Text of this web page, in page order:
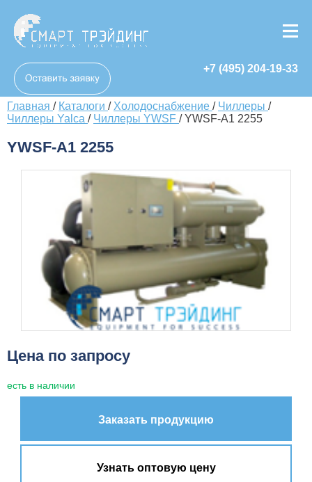
+7 (495) 204-19-33
Главная / Каталоги / Холодоснабжение / Чиллеры /
Чиллеры Yalca / Чиллеры YWSF /YWSF-A1 2255
YWSF-A1 2255
Цена по запросу
есть в наличии
Заказать продукцию
Узнать оптовую цену